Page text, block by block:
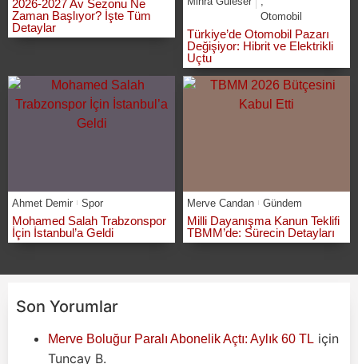
2026-2027 Av Sezonu Ne
Zaman Başlıyor? İşte Tüm
Detaylar
Otomobil
Türkiye’de Otomobil Pazarı
Değişiyor: Hibrit ve Elektrikli
Uçtu
Ahmet Demir Spor
Mohamed Salah Trabzonspor
İçin İstanbul’a Geldi
Merve Candan Gündem
Milli Dayanışma Kanun Teklifi
TBMM’de: Sürecin Detayları
Son Yorumlar
Merve Boluğur Paralı Abonelik Açtı: Aylık 60 TL için
Tuncay B.